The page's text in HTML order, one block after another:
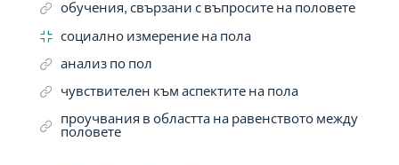
обучения, свързани с въпросите на половете
социално измерение на пола
анализ по пол
чувствителен към аспектите на пола
проучвания в областта на равенството между
половете